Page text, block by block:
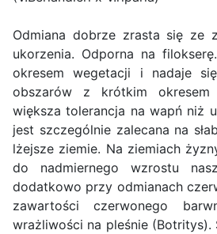
Odmiana dobrze zrasta się ze
ukorzenia. Odporna na
okresem wegetacji i nadaje
obszarów z krótkim okresem
większa tolerancja na wapń niż
jest szczególnie zalecana na
lżejsze ziemie. Na ziemiach
do nadmiernego wzrostu
dodatkowo przy odmianach
zawartości czerwonego
wrażliwości na pleśnie